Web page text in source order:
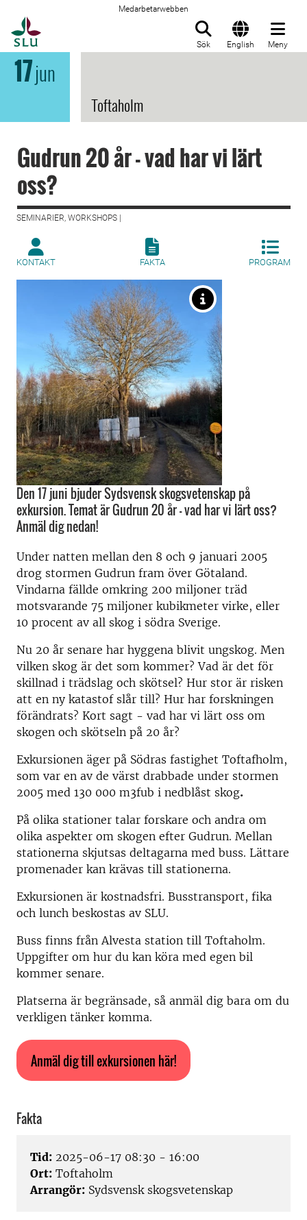
Medarbetarwebben
Sök English Meny
17jun
Toftaholm
Gudrun 20 år - vad har vi lärt
oss?
SEMINARIER, WORKSHOPS |
KONTAKT FAKTA PROGRAM
Den 17 juni bjuder Sydsvensk skogsvetenskap på
exkursion. Temat är Gudrun 20 år - vad har vi lärt oss?
Anmäl dig nedan!
Under natten mellan den 8 och 9 januari 2005
drog stormen Gudrun fram över Götaland.
Vindarna fällde omkring 200 miljoner träd
motsvarande 75 miljoner kubikmeter virke, eller
10 procent av all skog i södra Sverige.
Nu 20 år senare har hyggena blivit ungskog. Men
vilken skog är det som kommer? Vad är det för
skillnad i trädslag och skötsel? Hur stor är risken
att en ny katastof slår till? Hur har forskningen
förändrats? Kort sagt - vad har vi lärt oss om
skogen och skötseln på 20 år?
Exkursionen äger på Södras fastighet Toftafholm,
som var en av de värst drabbade under stormen
2005 med 130 000 m3fub i nedblåst skog.
På olika stationer talar forskare och andra om
olika aspekter om skogen efter Gudrun. Mellan
stationerna skjutsas deltagarna med buss. Lättare
promenader kan krävas till stationerna.
Exkursionen är kostnadsfri. Busstransport, fika
och lunch beskostas av SLU.
Buss finns från Alvesta station till Toftaholm.
Uppgifter om hur du kan köra med egen bil
kommer senare.
Platserna är begränsade, så anmäl dig bara om du
verkligen tänker komma.
Anmäl dig till exkursionen här!
Fakta
Tid: 2025-06-17 08:30 - 16:00
Ort: Toftaholm
Arrangör: Sydsvensk skogsvetenskap